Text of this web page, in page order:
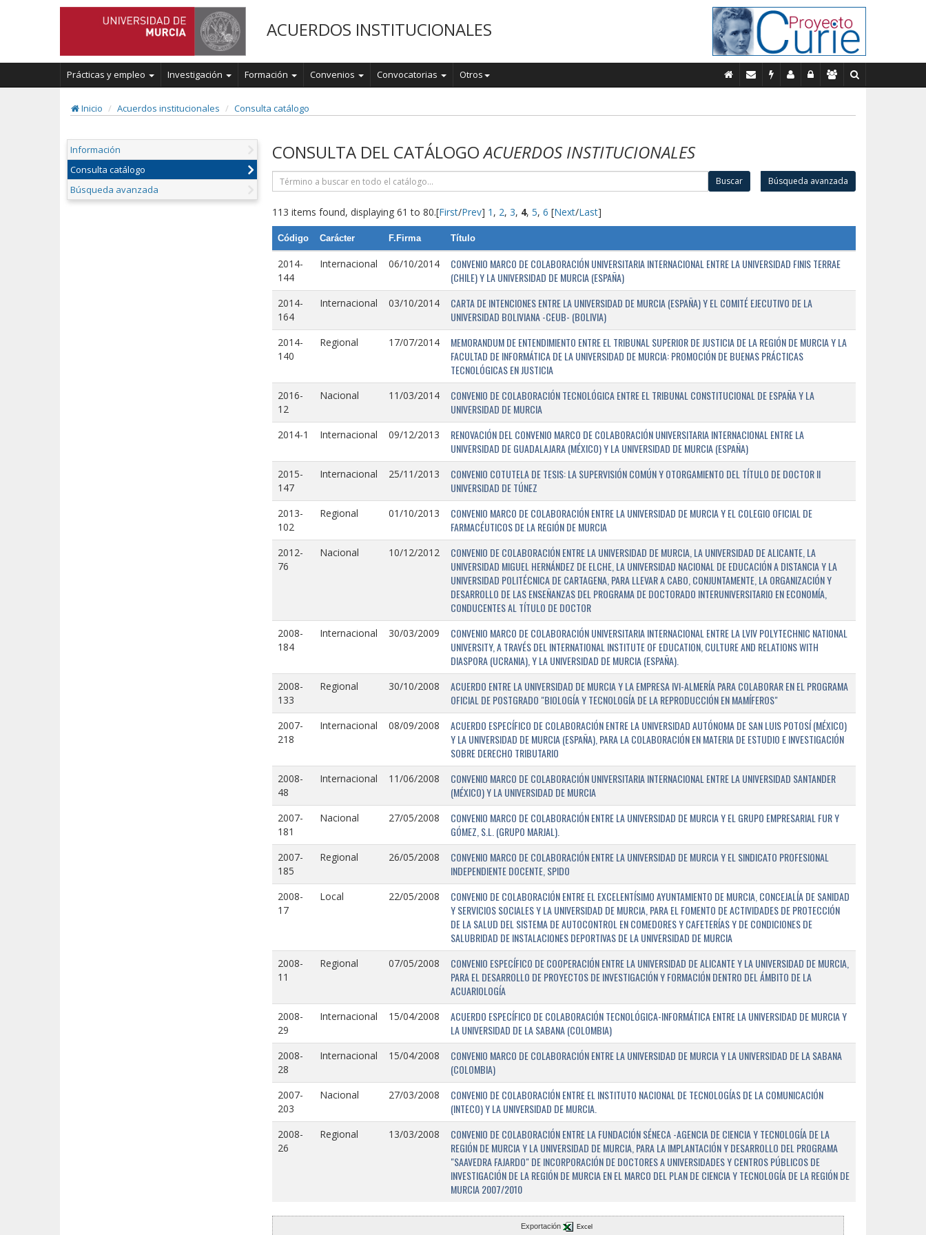
ACUERDOS INSTITUCIONALES
Prácticas y empleo Investigación Formación Convenios Convocatorias Otros
Inicio Acuerdos institucionales Consulta catálogo
Información
Consulta catálogo
Búsqueda avanzada
CONSULTA DEL CATÁLOGOACUERDOS INSTITUCIONALES
Buscar Búsqueda avanzada
113 items found, displaying 61 to 80.[First/Prev] 1 , 2, 3, 4, 5, 6 [Next/Last]
Código Carácter F.Firma Título
2014-
144
Internacional 06/10/2014
CONVENIO MARCO DE COLABORACIÓN UNIVERSITARIA INTERNACIONAL ENTRE LA UNIVERSIDAD FINIS TERRAE
(CHILE) Y LA UNIVERSIDAD DE MURCIA (ESPAÑA)
2014-
164
Internacional 03/10/2014
CARTA DE INTENCIONES ENTRE LA UNIVERSIDAD DE MURCIA (ESPAÑA) Y EL COMITÉ EJECUTIVO DE LA
UNIVERSIDAD BOLIVIANA -CEUB- (BOLIVIA)
2014-
140
Regional 17/07/2014
MEMORANDUM DE ENTENDIMIENTO ENTRE EL TRIBUNAL SUPERIOR DE JUSTICIA DE LA REGIÓN DE MURCIA Y LA
FACULTAD DE INFORMÁTICA DE LA UNIVERSIDAD DE MURCIA: PROMOCIÓN DE BUENAS PRÁCTICAS
TECNOLÓGICAS EN JUSTICIA
2016-
12
Nacional 11/03/2014
CONVENIO DE COLABORACIÓN TECNOLÓGICA ENTRE EL TRIBUNAL CONSTITUCIONAL DE ESPAÑA Y LA
UNIVERSIDAD DE MURCIA
2014-1 Internacional 09/12/2013
RENOVACIÓN DEL CONVENIO MARCO DE COLABORACIÓN UNIVERSITARIA INTERNACIONAL ENTRE LA
UNIVERSIDAD DE GUADALAJARA (MÉXICO) Y LA UNIVERSIDAD DE MURCIA (ESPAÑA)
2015-
147
Internacional 25/11/2013
CONVENIO COTUTELA DE TESIS: LA SUPERVISIÓN COMÚN Y OTORGAMIENTO DEL TÍTULO DE DOCTOR II
UNIVERSIDAD DE TÚNEZ
2013-
102
Regional 01/10/2013
CONVENIO MARCO DE COLABORACIÓN ENTRE LA UNIVERSIDAD DE MURCIA Y EL COLEGIO OFICIAL DE
FARMACÉUTICOS DE LA REGIÓN DE MURCIA
2012-
76
Nacional 10/12/2012
CONVENIO DE COLABORACIÓN ENTRE LA UNIVERSIDAD DE MURCIA, LA UNIVERSIDAD DE ALICANTE, LA
UNIVERSIDAD MIGUEL HERNÁNDEZ DE ELCHE, LA UNIVERSIDAD NACIONAL DE EDUCACIÓN A DISTANCIA Y LA
UNIVERSIDAD POLITÉCNICA DE CARTAGENA, PARA LLEVAR A CABO, CONJUNTAMENTE, LA ORGANIZACIÓN Y
DESARROLLO DE LAS ENSEÑANZAS DEL PROGRAMA DE DOCTORADO INTERUNIVERSITARIO EN ECONOMÍA,
CONDUCENTES AL TÍTULO DE DOCTOR
2008-
184
Internacional 30/03/2009
CONVENIO MARCO DE COLABORACIÓN UNIVERSITARIA INTERNACIONAL ENTRE LA LVIV POLYTECHNIC NATIONAL
UNIVERSITY, A TRAVÉS DEL INTERNATIONAL INSTITUTE OF EDUCATION, CULTURE AND RELATIONS WITH
DIASPORA (UCRANIA), Y LA UNIVERSIDAD DE MURCIA (ESPAÑA).
2008-
133
Regional 30/10/2008
ACUERDO ENTRE LA UNIVERSIDAD DE MURCIA Y LA EMPRESA IVI-ALMERÍA PARA COLABORAR EN EL PROGRAMA
OFICIAL DE POSTGRADO "BIOLOGÍA Y TECNOLOGÍA DE LA REPRODUCCIÓN EN MAMÍFEROS"
2007-
218
Internacional 08/09/2008
ACUERDO ESPECÍFICO DE COLABORACIÓN ENTRE LA UNIVERSIDAD AUTÓNOMA DE SAN LUIS POTOSÍ (MÉXICO)
Y LA UNIVERSIDAD DE MURCIA (ESPAÑA), PARA LA COLABORACIÓN EN MATERIA DE ESTUDIO E INVESTIGACIÓN
SOBRE DERECHO TRIBUTARIO
2008-
48
Internacional 11/06/2008
CONVENIO MARCO DE COLABORACIÓN UNIVERSITARIA INTERNACIONAL ENTRE LA UNIVERSIDAD SANTANDER
(MÉXICO) Y LA UNIVERSIDAD DE MURCIA
2007-
181
Nacional 27/05/2008
CONVENIO MARCO DE COLABORACIÓN ENTRE LA UNIVERSIDAD DE MURCIA Y EL GRUPO EMPRESARIAL FUR Y
GÓMEZ, S.L. (GRUPO MARJAL).
2007-
185
Regional 26/05/2008
CONVENIO MARCO DE COLABORACIÓN ENTRE LA UNIVERSIDAD DE MURCIA Y EL SINDICATO PROFESIONAL
INDEPENDIENTE DOCENTE, SPIDO
2008-
17
Local 22/05/2008
CONVENIO DE COLABORACIÓN ENTRE EL EXCELENTÍSIMO AYUNTAMIENTO DE MURCIA, CONCEJALÍA DE SANIDAD
Y SERVICIOS SOCIALES Y LA UNIVERSIDAD DE MURCIA, PARA EL FOMENTO DE ACTIVIDADES DE PROTECCIÓN
DE LA SALUD DEL SISTEMA DE AUTOCONTROL EN COMEDORES Y CAFETERÍAS Y DE CONDICIONES DE
SALUBRIDAD DE INSTALACIONES DEPORTIVAS DE LA UNIVERSIDAD DE MURCIA
2008-
11
Regional 07/05/2008
CONVENIO ESPECÍFICO DE COOPERACIÓN ENTRE LA UNIVERSIDAD DE ALICANTE Y LA UNIVERSIDAD DE MURCIA,
PARA EL DESARROLLO DE PROYECTOS DE INVESTIGACIÓN Y FORMACIÓN DENTRO DEL ÁMBITO DE LA
ACUARIOLOGÍA
2008-
29
Internacional 15/04/2008
ACUERDO ESPECÍFICO DE COLABORACIÓN TECNOLÓGICA-INFORMÁTICA ENTRE LA UNIVERSIDAD DE MURCIA Y
LA UNIVERSIDAD DE LA SABANA (COLOMBIA)
2008-
28
Internacional 15/04/2008
CONVENIO MARCO DE COLABORACIÓN ENTRE LA UNIVERSIDAD DE MURCIA Y LA UNIVERSIDAD DE LA SABANA
(COLOMBIA)
2007-
203
Nacional 27/03/2008
CONVENIO DE COLABORACIÓN ENTRE EL INSTITUTO NACIONAL DE TECNOLOGÍAS DE LA COMUNICACIÓN
(INTECO) Y LA UNIVERSIDAD DE MURCIA.
2008-
26
Regional 13/03/2008
CONVENIO DE COLABORACIÓN ENTRE LA FUNDACIÓN SÉNECA -AGENCIA DE CIENCIA Y TECNOLOGÍA DE LA
REGIÓN DE MURCIA Y LA UNIVERSIDAD DE MURCIA, PARA LA IMPLANTACIÓN Y DESARROLLO DEL PROGRAMA
"SAAVEDRA FAJARDO" DE INCORPORACIÓN DE DOCTORES A UNIVERSIDADES Y CENTROS PÚBLICOS DE
INVESTIGACIÓN DE LA REGIÓN DE MURCIA EN EL MARCO DEL PLAN DE CIENCIA Y TECNOLOGÍA DE LA REGIÓN DE
MURCIA 2007/2010
Exportación Excel